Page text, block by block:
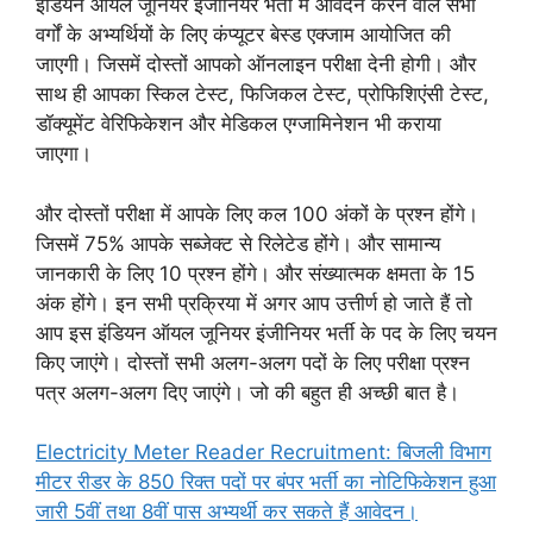
इंडियन ऑयल जूनियर इंजीनियर भर्ती में आवेदन करने वाले सभी
वर्गों के अभ्यर्थियों के लिए कंप्यूटर बेस्ड एक्जाम आयोजित की
जाएगी। जिसमें दोस्तों आपको ऑनलाइन परीक्षा देनी होगी। और
साथ ही आपका स्किल टेस्ट, फिजिकल टेस्ट, प्रोफिशिएंसी टेस्ट,
डॉक्यूमेंट वेरिफिकेशन और मेडिकल एग्जामिनेशन भी कराया
जाएगा।
और दोस्तों परीक्षा में आपके लिए कल 100 अंकों के प्रश्न होंगे।
जिसमें 75% आपके सब्जेक्ट से रिलेटेड होंगे। और सामान्य
जानकारी के लिए 10 प्रश्न होंगे। और संख्यात्मक क्षमता के 15
अंक होंगे। इन सभी प्रक्रिया में अगर आप उत्तीर्ण हो जाते हैं तो
आप इस इंडियन ऑयल जूनियर इंजीनियर भर्ती के पद के लिए चयन
किए जाएंगे। दोस्तों सभी अलग-अलग पदों के लिए परीक्षा प्रश्न
पत्र अलग-अलग दिए जाएंगे। जो की बहुत ही अच्छी बात है।
Electricity Meter Reader Recruitment: बिजली विभाग
मीटर रीडर के 850 रिक्त पदों पर बंपर भर्ती का नोटिफिकेशन हुआ
जारी 5वीं तथा 8वीं पास अभ्यर्थी कर सकते हैं आवेदन।